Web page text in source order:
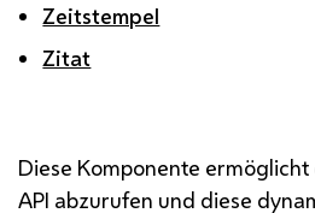
Zeitstempel
Zitat
Diese Komponente
API abzurufen und diese